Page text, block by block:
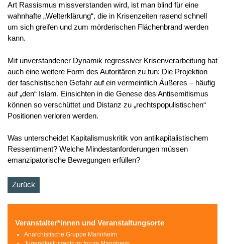
Art Rassismus missverstanden wird, ist man blind für eine
wahnhafte „Welterklärung“, die in Krisenzeiten rasend schnell
um sich greifen und zum mörderischen Flächenbrand werden
kann.
Mit unverstandener Dynamik regressiver Krisenverarbeitung hat
auch eine weitere Form des Autoritären zu tun: Die Projektion
der faschistischen Gefahr auf ein vermeintlich Äußeres – häufig
auf „den“ Islam. Einsichten in die Genese des Antisemitismus
können so verschüttet und Distanz zu „rechtspopulistischen“
Positionen verloren werden.
Was unterscheidet Kapitalismuskritik von antikapitalistischem
Ressentiment? Welche Mindestanforderungen müssen
emanzipatorische Bewegungen erfüllen?
Zurück
Veranstalter*innen und Veranstaltungsorte
Anarchistische Gruppe Mannheim